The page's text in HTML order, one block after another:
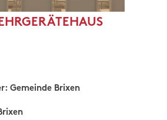
Gemeinde Brixen